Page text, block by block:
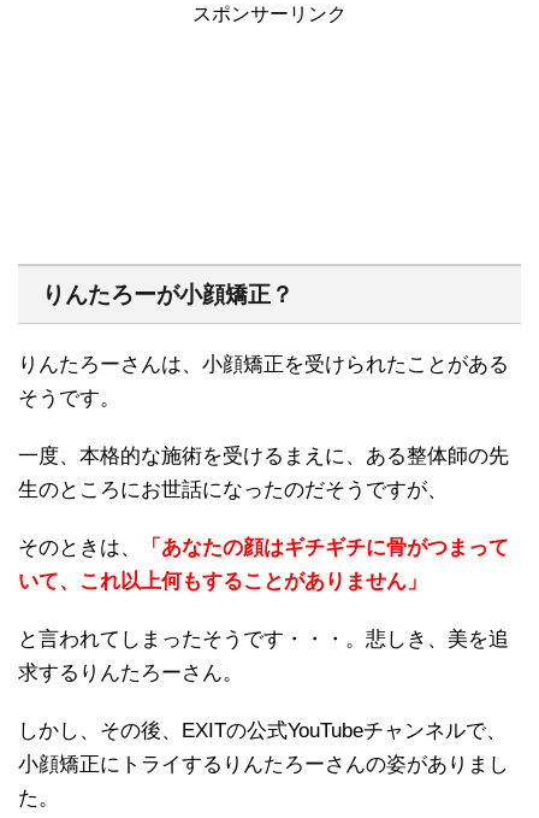
スポンサーリンク
りんたろーが小顔矯正？
りんたろーさんは、小顔矯正を受けられたことがある
そうです。
一度、本格的な施術を受けるまえに、ある整体師の先
生のところにお世話になったのだそうですが、
そのときは、
「あなたの顔はギチギチに骨がつまって
いて、これ以上何もすることがありません」
と言われてしまったそうです・・・。悲しき、美を追
求するりんたろーさん。
しかし、その後、EXITの公式YouTubeチャンネルで、
小顔矯正にトライするりんたろーさんの姿がありまし
た。